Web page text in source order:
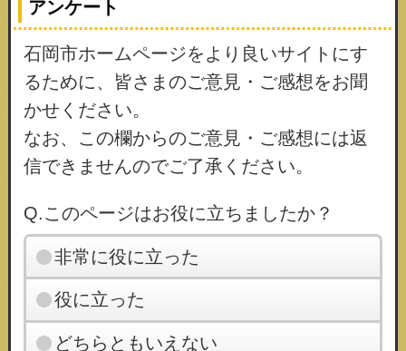
アンケート
石岡市ホームページをより良いサイトにす
るために、皆さまのご意見・ご感想をお聞
かせください。
なお、この欄からのご意見・ご感想には返
信できませんのでご了承ください。
Q.このページはお役に立ちましたか？
非常に役に立った
役に立った
どちらともいえない